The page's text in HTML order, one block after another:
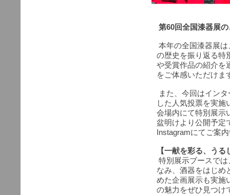
第60回全国漆器展
本年の全国漆器展
の歴史を振り返る特
や受賞作品の紹介を
をご体感いただけま
また、今回はイン
した人気投票を実施
会場内にて特別展示
盆明けより公開予定
Instagramにてご案
【一献を彩る、うる
特別展示ブースで
なみ、酒器をはじめ
めた企画展示も実施
の魅力をぜひ見つけ